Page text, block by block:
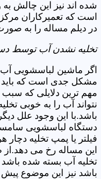
شده اند نیز این چالش به
است که تعمیرکاران
در دیلم مساله را به
تخلیه نشدن آب توسط
اگر ماشین لباسشویی آب
مشکل جدی است که باید
مهم ترین دلایلی که
نتواند آب را به خوبی
باشد.با این وجود علل
دستگاه لباسشویی
فیلتر یا پمپ تخلیه دچار
این مساله رخ می
تخلیه آب بسته شده باشد
باشد نیز این موضوع